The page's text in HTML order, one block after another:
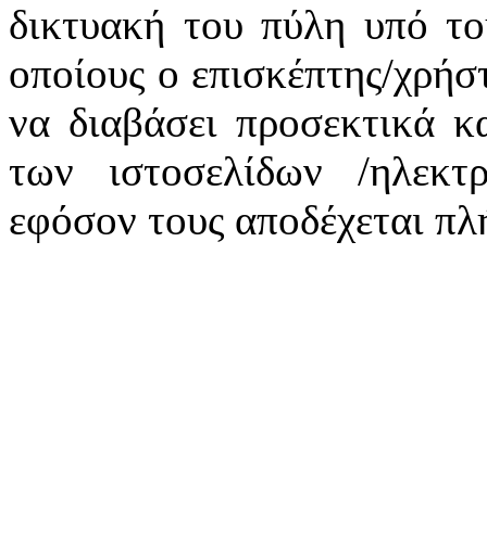
δικτυακή του πύλη υπό
οποίους ο επισκέπτης/
να διαβάσει προσεκτικά
των ιστοσελίδων /
εφόσον τους αποδέχεται